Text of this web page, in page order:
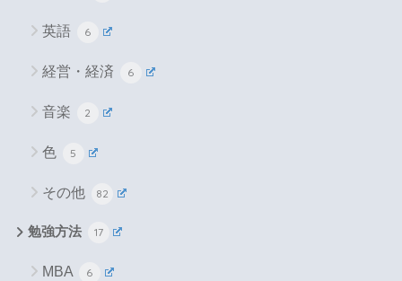
英語 6
経営・経済 6
音楽 2
色 5
その他 82
勉強方法 17
MBA 6